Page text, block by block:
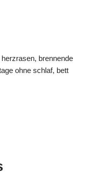
brennende
ohne schlaf, bett